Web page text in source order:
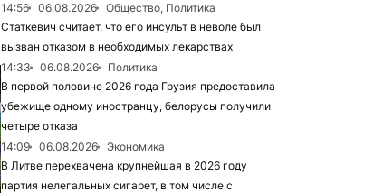
14:56
06.08.2026
Общество, Политика
Статкевич считает, что его инсульт в неволе был
вызван отказом в необходимых лекарствах
14:33
06.08.2026
Политика
В первой половине 2026 года Грузия предоставила
убежище одному иностранцу, белорусы получили
четыре отказа
14:09
06.08.2026
Экономика
В Литве перехвачена крупнейшая в 2026 году
партия нелегальных сигарет, в том числе с